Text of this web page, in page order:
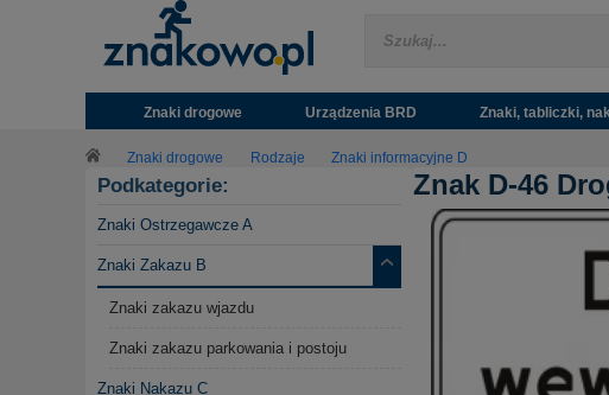
Znaki drogowe Urządzenia BRD Znaki, tabliczki,
Znaki drogowe Rodzaje Znaki informacyjne D
Podkategorie:
Znaki Ostrzegawcze A
Znaki Zakazu B
Znaki zakazu wjazdu
Znaki zakazu parkowania i postoju
Znaki Nakazu C
Znak D-46